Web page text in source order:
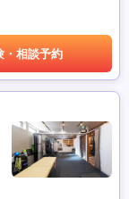
・相談予約